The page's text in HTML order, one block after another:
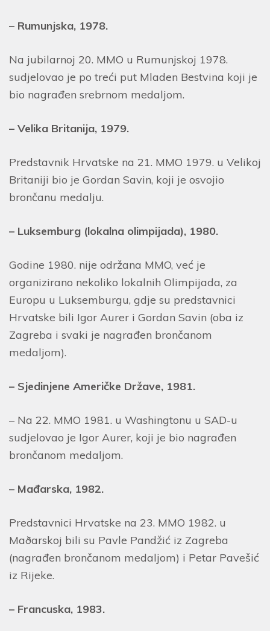
– Rumunjska, 1978.
Na jubilarnoj 20. MMO u Rumunjskoj 1978.
sudjelovao je po treći put Mladen Bestvina koji je
bio nagrađen srebrnom medaljom.
– Velika Britanija, 1979.
Predstavnik Hrvatske na 21. MMO 1979. u Velikoj
Britaniji bio je Gordan Savin, koji je osvojio
brončanu medalju.
– Luksemburg (lokalna olimpijada), 1980.
Godine 1980. nije održana MMO, već je
organizirano nekoliko lokalnih Olimpijada, za
Europu u Luksemburgu, gdje su predstavnici
Hrvatske bili Igor Aurer i Gordan Savin (oba iz
Zagreba i svaki je nagrađen brončanom
medaljom).
– Sjedinjene Američke Države, 1981.
– Na 22. MMO 1981. u Washingtonu u SAD-u
sudjelovao je Igor Aurer, koji je bio nagrađen
brončanom medaljom.
– Mađarska, 1982.
Predstavnici Hrvatske na 23. MMO 1982. u
Maðarskoj bili su Pavle Pandžić iz Zagreba
(nagrađen brončanom medaljom) i Petar Pavešić
iz Rijeke.
– Francuska, 1983.